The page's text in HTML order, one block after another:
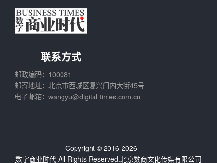
联系方式
邮政编码：100081
邮寄地址：北京市西城区复兴门内大街45号
电子邮箱：wangyu@digital-times.com.cn
Copyright © 2016-2026
数字商业时代 All Rights Reserved.北京数商文化传媒有限公司